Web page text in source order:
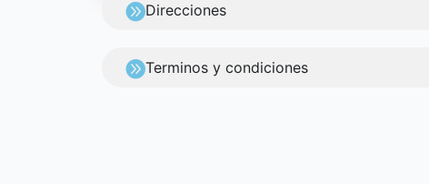
Direcciones
Terminos y condiciones